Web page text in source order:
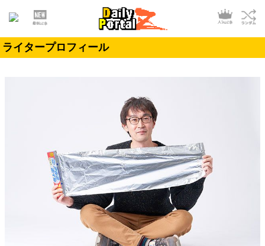
ライタープロフィール